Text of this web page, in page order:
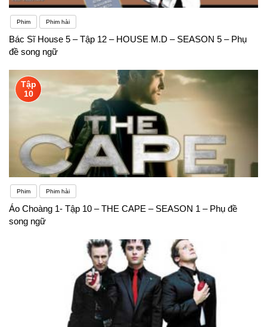
Phim Phim hài
Bác Sĩ House 5 – Tập 12 – HOUSE M.D – SEASON 5 – Phụ
đề song ngữ
Tập
10
Phim Phim hài
Áo Choàng 1- Tập 10 – THE CAPE – SEASON 1 – Phụ đề
song ngữ